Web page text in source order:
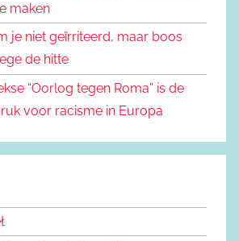
maken
je niet geïrriteerd, maar boos
de hitte
“Oorlog tegen Roma” is de
voor racisme in Europa